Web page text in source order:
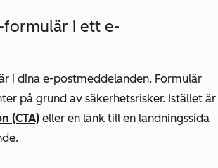
formulär i ett e-
i dina e-postmeddelanden. Formulär
på grund av säkerhetsrisker. Istället är
(CTA) eller en länk till en landningssida